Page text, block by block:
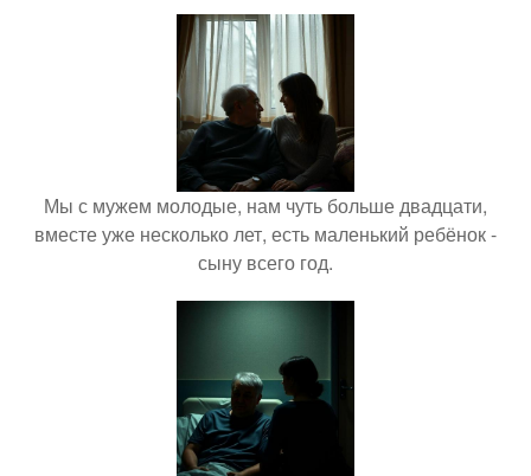
Мы с мужем молодые, нам чуть больше двадцати,
вместе уже несколько лет, есть маленький ребёнок -
сыну всего год.